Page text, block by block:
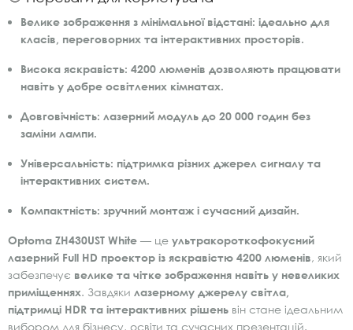
Велике зображення з мінімальної відстані: ідеально для
класів, переговорних та інтерактивних просторів.
Висока яскравість: 4200 люменів дозволяють працювати
навіть у добре освітлених кімнатах.
Довговічність: лазерний модуль до 20 000 годин без
заміни лампи.
Універсальність: підтримка різних джерел сигналу та
інтерактивних систем.
Компактність: зручний монтаж і сучасний дизайн.
Optoma ZH430UST White — це ультракороткофокусний
лазерний Full HD проектор із яскравістю 4200 люменів, який
забезпечує велике та чітке зображення навіть у невеликих
приміщеннях. Завдяки лазерному джерелу світла,
підтримці HDR та інтерактивних рішень він стане ідеальним
вибором для бізнесу, освіти та сучасних презентацій.